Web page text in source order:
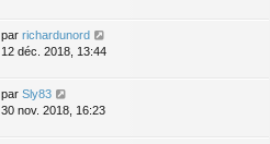
par richardunord
12 déc. 2018, 13:44
par Sly83
30 nov. 2018, 16:23